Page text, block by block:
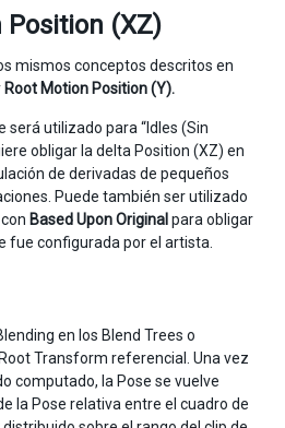
Position (XZ)
mismos conceptos descritos en
Root Motion Position (Y).
será utilizado para “Idles (Sin
obligar la delta Position (XZ) en
de derivadas de pequeños
Puede también ser utilizado
Based UponOriginal para obligar
fue configurada por el artista.
en los Blend Trees o
Transform referencial. Una vez
computado, la Pose se vuelve
la Pose relativa entre el cuadro de